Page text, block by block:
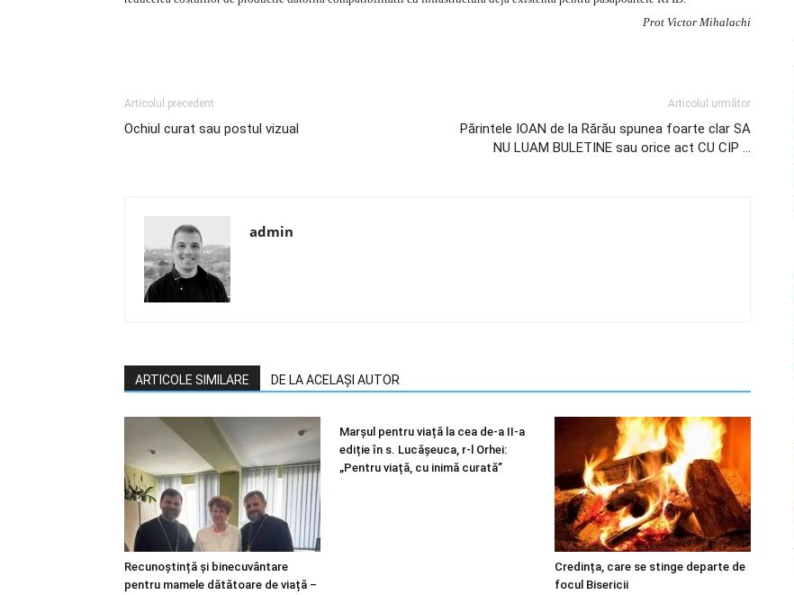
Prot Victor Mihalachi
Articolul precedent
Ochiul curat sau postul vizual
Articolul următor
Părintele IOAN de la Rărău spunea foarte clar SA
NU LUAM BULETINE sau orice act CU CIP …
admin
ARTICOLE SIMILARE DE LA ACELAȘI AUTOR
Recunoștință și binecuvântare
pentru mamele dătătoare de viață –
Marșul pentru viață la cea de-a II-a
ediție în s. Lucășeuca, r-l Orhei:
„Pentru viață, cu inimă curată”
Credința, care se stinge departe de
focul Bisericii